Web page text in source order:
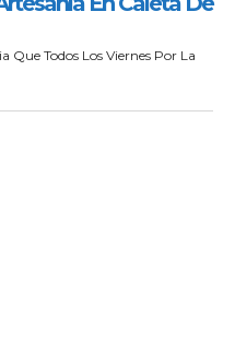
Todos Los Viernes Por La